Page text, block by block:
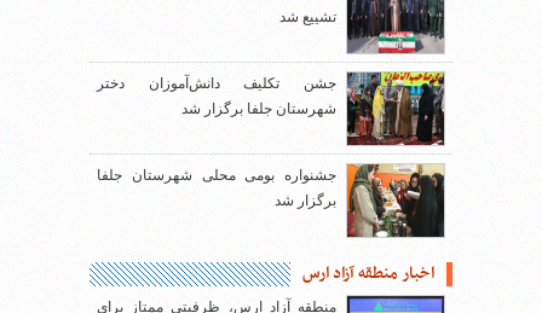
تشییع شد
جشن تکلیف دانش‌آموزان دختر
شهرستان جلفا برگزار شد
جشنواره بومی محلی شهرستان جلفا
برگزار شد
اخبار منطقه آزاد ارس
منطقه آزاد ارس، ظرفیتی ممتاز برای